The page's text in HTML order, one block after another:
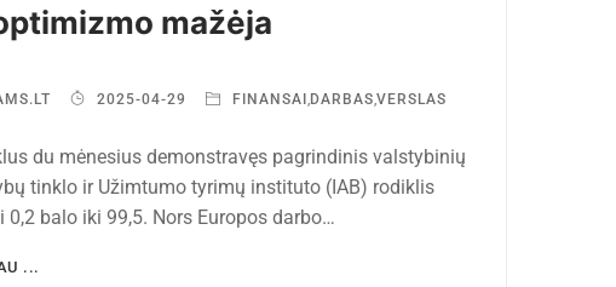
mažėja
2025-04-29 FINANSAI,DARBAS,VERSLAS
du mėnesius demonstravęs pagrindinis valstybinių
tinklo ir Užimtumo tyrimų instituto (IAB) rodiklis
0,2 balo iki 99,5. Nors Europos darbo…
...